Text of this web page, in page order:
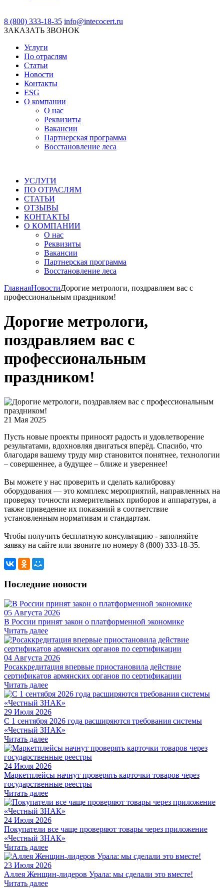
8 (800) 333-18-35 info@intecocert.ru
ЗАКАЗАТЬ ЗВОНОК
Услуги
По отраслям
Статьи
Новости
Контакты
ESG
О компании
О нас
Реквизиты
Вакансии
Партнерская программа
Восстановление леса
УСЛУГИ
ПО ОТРАСЛЯМ
СТАТЬИ
ОТЗЫВЫ
КОНТАКТЫ
О КОМПАНИИ
О нас
Реквизиты
Вакансии
Партнерская программа
Восстановление леса
ГлавнаяНовостиДорогие метрологи, поздравляем вас с
профессиональным праздником!
Дорогие метрологи,
поздравляем вас с
профессиональным
праздником!
21 Мая 2025
Пусть новые проекты приносят радость и удовлетворение
результатами, вдохновляя двигаться вперёд. Спасибо, что
благодаря вашему труду мир становится понятнее, технологии
– совершеннее, а будущее – ближе и увереннее!
Вы можете у нас проверить и сделать калибровку
оборудования — это комплекс мероприятий, направленных на
проверку точности измерительных приборов и аппаратуры, а
также приведение их показаний в соответствие
установленным нормативам и стандартам.
Чтобы получить бесплатную консультацию - заполняйте
заявку на сайте или звоните по номеру 8 (800) 333-18-35.
Последние новости
05 Августа 2026
В России принят закон о платформенной экономике
Читать далее
04 Августа 2026
Росаккредитация впервые приостановила действие
сертификатов армянских органов по сертификации
Читать далее
29 Июля 2026
С 1 сентября 2026 года расширяются требования системы
«Честный ЗНАК»
Читать далее
24 Июля 2026
Маркетплейсы начнут проверять карточки товаров через
государственные реестры
Читать далее
24 Июля 2026
Покупатели все чаще проверяют товары через приложение
«Честный ЗНАК»
Читать далее
23 Июля 2026
Аллея Женщин-лидеров Урала: мы сделали это вместе!
Читать далее